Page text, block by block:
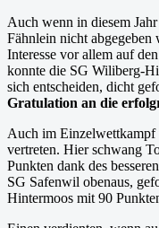
Auch wenn in diesem
Fähnlein nicht abgegeben
Interesse vor allem auf
konnte die SG Wiliberg-
sich entscheiden, dicht
Gratulation an die
Auch im Einzelwettkampf
vertreten. Hier schwang
Punkten dank des
SG Safenwil obenaus,
Hintermoos mit 90